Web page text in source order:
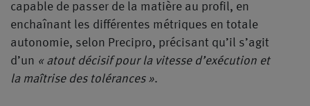
capable de passer de la matière au profil, en
enchaînant les différentes métriques en totale
autonomie, selon Precipro, précisant qu’il s’agit
d’un « atout décisif pour la vitesse d’exécution et
la maîtrise des tolérances ».